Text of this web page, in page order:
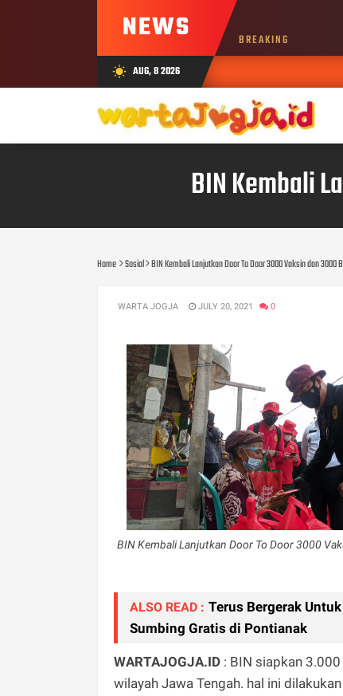
NEWS BREAKING
wb_sunny AUG, 8 2026
BIN Kembali
Home Sosial BIN Kembali Lanjutkan Door To Door 3000 Vaksin dan 3000
WARTA JOGJA JULY 20, 2021 0
BIN Kembali Lanjutkan Door To Door 3000
ALSO READ : Terus Bergerak
Sumbing Gratis di Pontianak
WARTAJOGJA.ID : BIN siapkan
wilayah Jawa Tengah. hal ini